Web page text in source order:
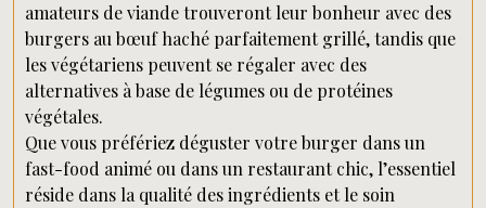
amateurs de viande trouveront leur bonheur avec des
burgers au bœuf haché parfaitement grillé, tandis que
les végétariens peuvent se régaler avec des
alternatives à base de légumes ou de protéines
végétales.
Que vous préfériez déguster votre burger dans un
fast-food animé ou dans un restaurant chic, l’essentiel
réside dans la qualité des ingrédients et le soin